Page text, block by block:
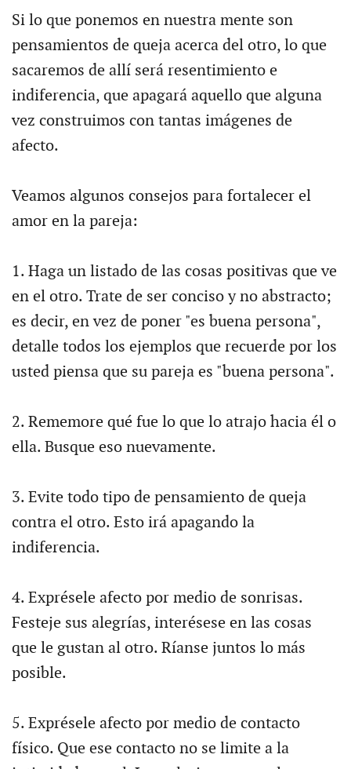
Si lo que ponemos en nuestra mente son
pensamientos de queja acerca del otro, lo que
sacaremos de allí será resentimiento e
indiferencia, que apagará aquello que alguna
vez construimos con tantas imágenes de
afecto.
Veamos algunos consejos para fortalecer el
amor en la pareja:
1. Haga un listado de las cosas positivas que ve
en el otro. Trate de ser conciso y no abstracto;
es decir, en vez de poner "es buena persona",
detalle todos los ejemplos que recuerde por los
usted piensa que su pareja es "buena persona".
2. Rememore qué fue lo que lo atrajo hacia él o
ella. Busque eso nuevamente.
3. Evite todo tipo de pensamiento de queja
contra el otro. Esto irá apagando la
indiferencia.
4. Exprésele afecto por medio de sonrisas.
Festeje sus alegrías, interésese en las cosas
que le gustan al otro. Ríanse juntos lo más
posible.
5. Exprésele afecto por medio de contacto
físico. Que ese contacto no se limite a la